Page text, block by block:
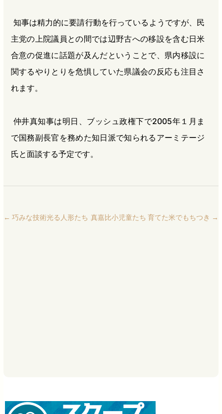
知事は精力的に要請行動を行っているようですが、民
主党の上院議員との間では辺野古への移設を含む日米
合意の促進に話題が及んだということで、県内移設に
関するやりとりを危惧していた県議会の反応も注目さ
れます。
仲井真知事は明日、ブッシュ政権下で2005年１月ま
で国務副長官を務めた知日派で知られるアーミテージ
氏と面談する予定です。
← 巧みな技術光る人形たち 真嘉比小児童たち 育てた米でもちつき →